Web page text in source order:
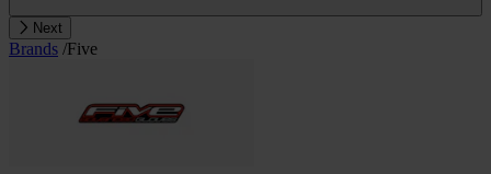
Next
Brands /Five